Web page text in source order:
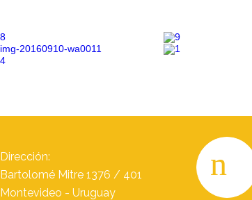
Dirección:
Bartolomé Mitre 1376 / 401
Montevideo - Uruguay